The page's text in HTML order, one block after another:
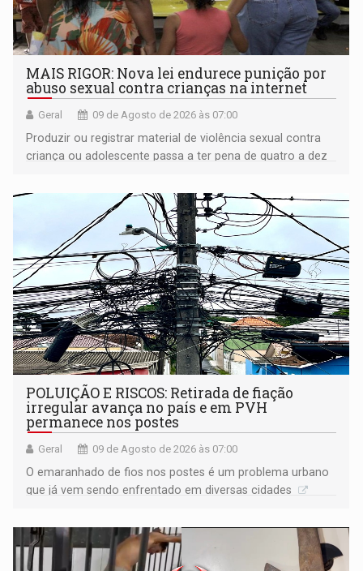
MAIS RIGOR: Nova lei endurece punição por
abuso sexual contra crianças na internet
Geral 09 de Agosto de 2026 às 07:00
Produzir ou registrar material de violência sexual contra
criança ou adolescente passa a ter pena de quatro a dez
POLUIÇÃO E RISCOS: Retirada de fiação
irregular avança no país e em PVH
permanece nos postes
Geral 09 de Agosto de 2026 às 07:00
O emaranhado de fios nos postes é um problema urbano
que já vem sendo enfrentado em diversas cidades